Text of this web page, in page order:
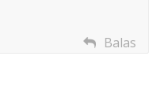
Balas